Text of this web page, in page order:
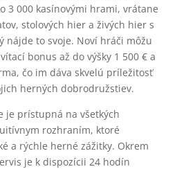
3 000 kasínovými hrami, vrátane
stolových hier a živých hier s
nájde to svoje. Noví hráči môžu
bonus až do výšky 1 500 € a
čo im dáva skvelú príležitosť
herných dobrodružstiev.
je prístupná na všetkých
rozhraním, ktoré
a rýchle herné zážitky. Okrem
je k dispozícii 24 hodín